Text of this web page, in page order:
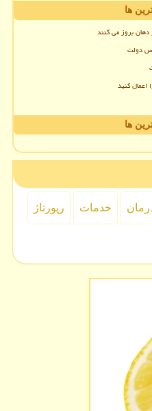
ها
دهان بروز می کنند
دولت
اعمال کنید
ها
خدمات رپورتاژ